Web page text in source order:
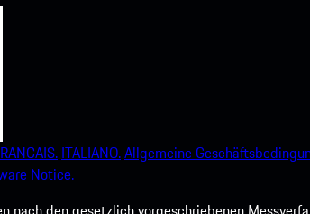
ITALIANO.Allgemeine
Notice.